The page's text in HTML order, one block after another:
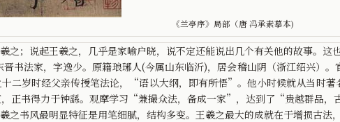
《兰亭序》局部（唐 冯承素摹本)
之；说起王羲之，几乎是家喻户晓，说不定还能说出几个有关他的故事。这
晋书法家，字逸少。原籍琅琊人(今属山东临沂)，居会稽山阴（浙江绍兴）
二岁时经父亲传授笔法论，“语以大纲，即有所悟”。他小时候就从当时著
正书得力于钟繇。观摩学习“兼撮众法，备成一家”，达到了“贵越群品，
之书风最明显特征是用笔细腻，结构多变。王羲之最大的成就在于增损古法